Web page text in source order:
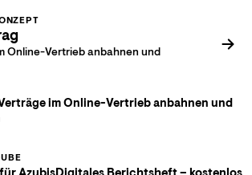
Online-Vertrieb anbahnen und
im Online-Vertrieb anbahnen und